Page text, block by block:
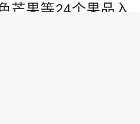
芒果等24个果品入